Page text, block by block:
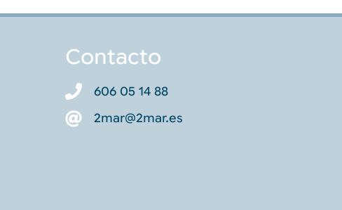
Contacto
606 05 14 88
2mar@2mar.es